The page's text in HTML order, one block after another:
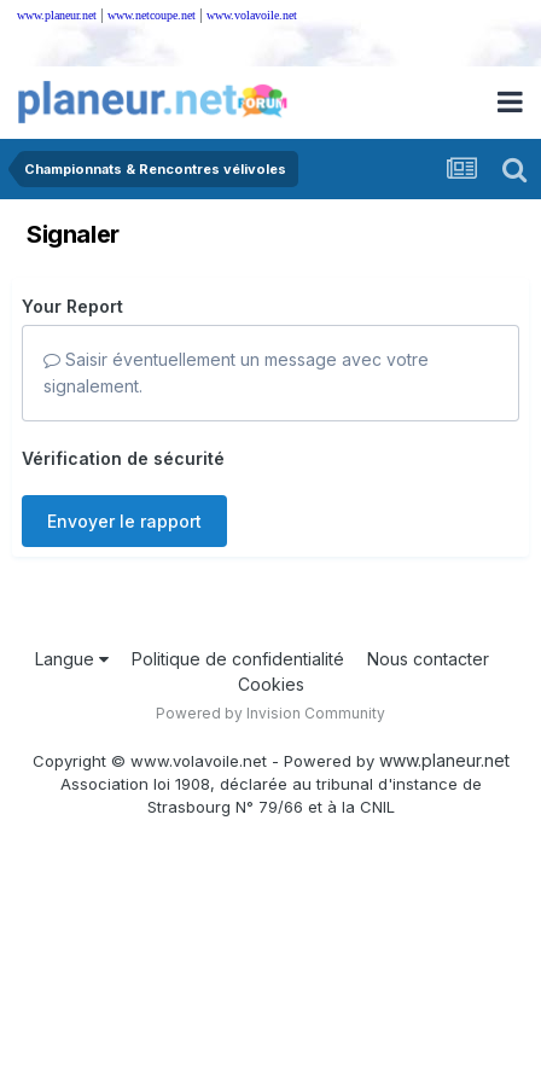
www.planeur.net | www.netcoupe.net | www.volavoile.net
Championnats & Rencontres vélivoles
Signaler
Your Report
Saisir éventuellement un message avec votre
signalement.
Vérification de sécurité
Envoyer le rapport
Langue Politique de confidentialité
Nous contacter
Cookies
Powered by Invision Community
Copyright © www.volavoile.net - Powered by www.planeur.net
Association loi 1908, déclarée au tribunal d'instance de
Strasbourg N° 79/66 et à la CNIL